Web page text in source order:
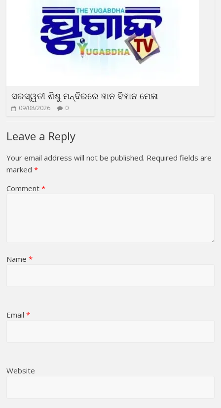
ସରସ୍ୱତୀ ଶିଶୁ ମନ୍ଦିରରେ ଜ୍ଞାନ ବିଜ୍ଞାନ ମେଳା
09/08/2026 0
Leave a Reply
Your email address will not be published. Required fields are
marked*
Comment*
Name*
Email*
Website